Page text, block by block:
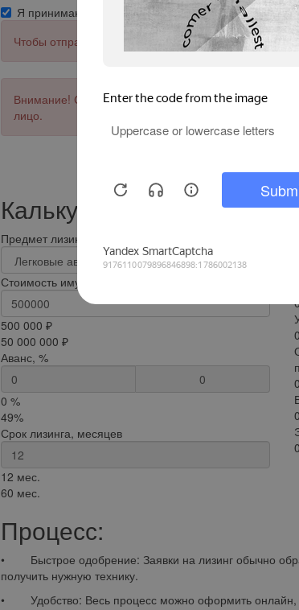
Я принимаю Соглашение об обработке
Чтобы отправить заявку примите соглашение об
Внимание! Сервис работает только с юр. лицами
лицо.
Калькулятор лизинга
Предмет лизинга
Стоимость имущества, рублей
500 000 ₽
50 000 000 ₽
Аванс, %
0
0 %
49%
Срок лизинга, месяцев
12 мес.
60 мес.
0
0
0
0
Процесс:
• Быстрое одобрение: Заявки на лизинг обычно
получить нужную технику.
• Удобство: Весь процесс можно оформить онлайн,